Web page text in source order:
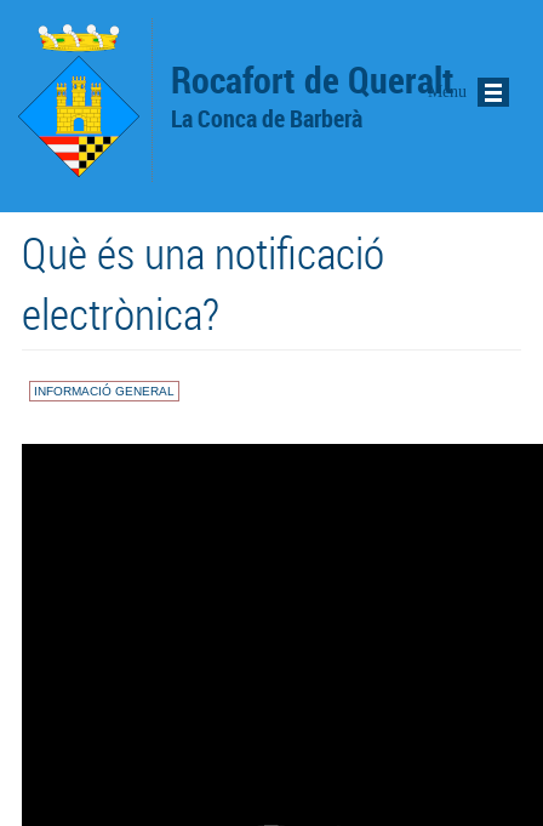
Rocafort de Queralt
La Conca de Barberà
Què és una notificació
electrònica?
INFORMACIÓ GENERAL
Menu